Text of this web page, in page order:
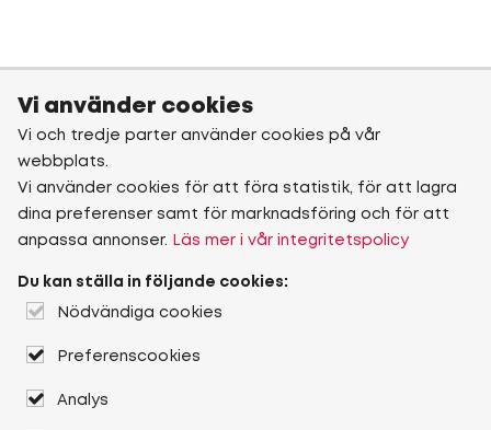
Vi använder cookies
Vi och tredje parter använder cookies på vår
webbplats.
Vi använder cookies för att föra statistik, för att lagra
dina preferenser samt för marknadsföring och för att
anpassa annonser.
Läs mer i vår integritetspolicy
Du kan ställa in följande cookies:
Nödvändiga cookies
Preferenscookies
Analys